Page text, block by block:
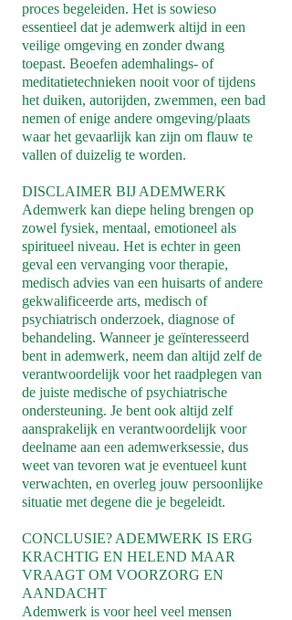
proces begeleiden. Het is sowieso
essentieel dat je ademwerk altijd in een
veilige omgeving en zonder dwang
toepast. Beoefen ademhalings- of
meditatietechnieken nooit voor of tijdens
het duiken, autorijden, zwemmen, een bad
nemen of enige andere omgeving/plaats
waar het gevaarlijk kan zijn om flauw te
vallen of duizelig te worden.
DISCLAIMER BIJ ADEMWERK
Ademwerk kan diepe heling brengen op
zowel fysiek, mentaal, emotioneel als
spiritueel niveau. Het is echter in geen
geval een vervanging voor therapie,
medisch advies van een huisarts of andere
gekwalificeerde arts, medisch of
psychiatrisch onderzoek, diagnose of
behandeling. Wanneer je geïnteresseerd
bent in ademwerk, neem dan altijd zelf de
verantwoordelijk voor het raadplegen van
de juiste medische of psychiatrische
ondersteuning. Je bent ook altijd zelf
aansprakelijk en verantwoordelijk voor
deelname aan een ademwerksessie, dus
weet van tevoren wat je eventueel kunt
verwachten, en overleg jouw persoonlijke
situatie met degene die je begeleidt.
CONCLUSIE? ADEMWERK IS ERG
KRACHTIG EN HELEND MAAR
VRAAGT OM VOORZORG EN
AANDACHT
​Ademwerk is voor heel veel mensen